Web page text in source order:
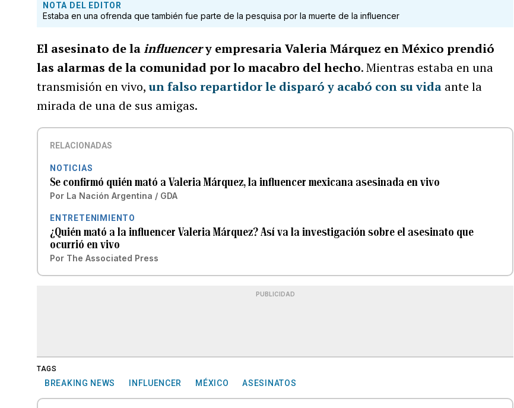
NOTA DEL EDITOR
Estaba en una ofrenda que también fue parte de la pesquisa por la muerte de la influencer
El asesinato de lainfluencery empresaria Valeria Márquez en México prendió
las alarmas de la comunidad por lo macabro del hecho. Mientras estaba en una
transmisión en vivo,un falso repartidor le disparó y acabó con su vida ante la
mirada de una de sus amigas.
RELACIONADAS
NOTICIAS
Se confirmó quién mató a Valeria Márquez, la influencer mexicana asesinada en vivo
Por La Nación Argentina / GDA
ENTRETENIMIENTO
¿Quién mató a la influencer Valeria Márquez? Así va la investigación sobre el asesinato que
ocurrió en vivo
Por The Associated Press
PUBLICIDAD
TAGS
BREAKING NEWS INFLUENCER MÉXICO ASESINATOS